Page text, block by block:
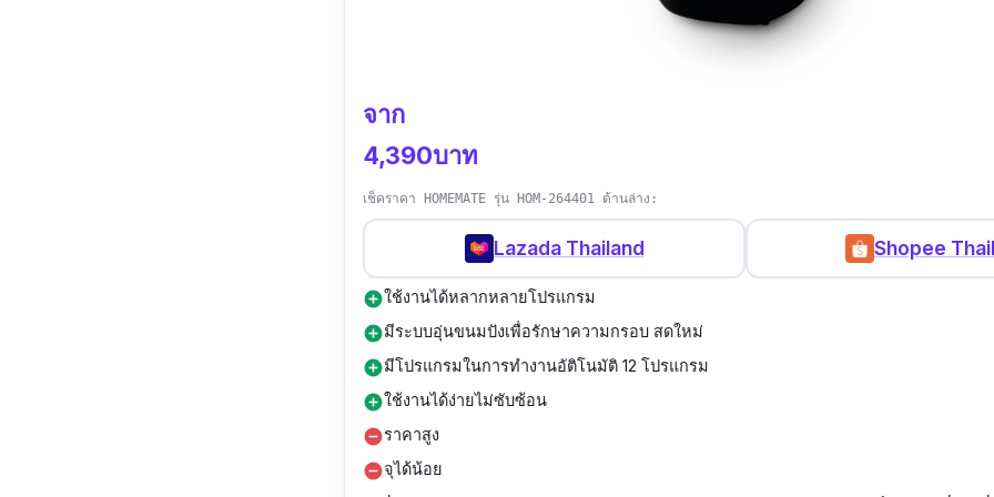
จาก
4,390บาท
เช็คราคา HOMEMATE รุ่น HOM-264401 ด้านล่าง:
Lazada Thailand Shopee
add_circleใช้งานได้หลากหลายโปรแกรม
add_circleมีระบบอุ่นขนมปังเพื่อรักษาความกรอบ สดใหม่
add_circleมีโปรแกรมในการทำงานอัติโนมัติ 12 โปรแกรม
add_circleใช้งานได้ง่ายไม่ซับซ้อน
remove_circleราคาสูง
remove_circleจุได้น้อย